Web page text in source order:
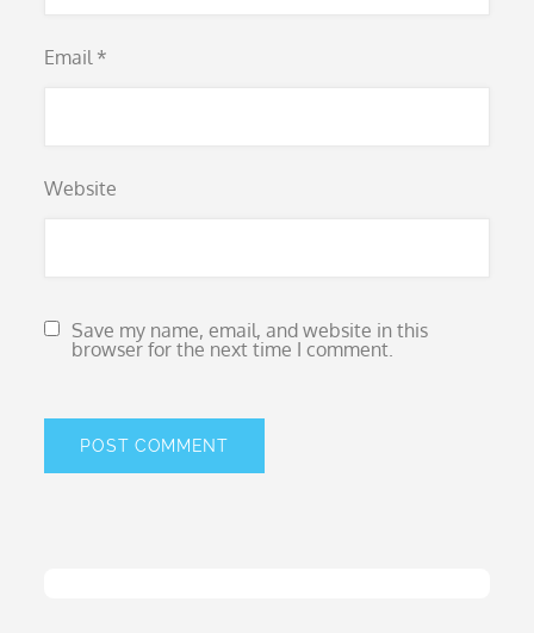
Email *
Website
Save my name, email, and website in this
browser for the next time I comment.